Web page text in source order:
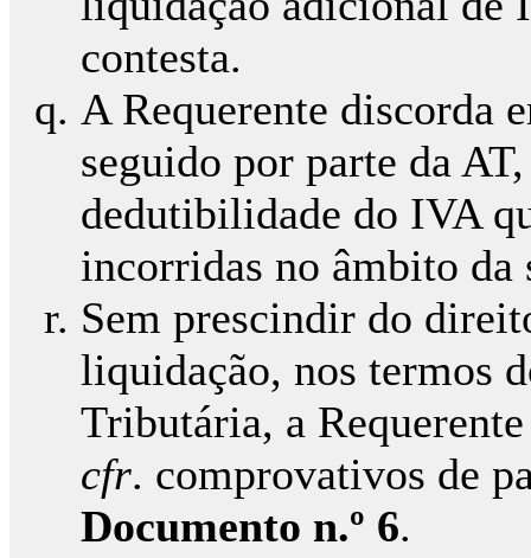
contesta.
A Requerente discorda
seguido por parte da
dedutibilidade do IVA
incorridas no âmbito
Sem prescindir do
liquidação, nos termos
Tributária, a
cfr. comprovativos de
Documento n.º 6.